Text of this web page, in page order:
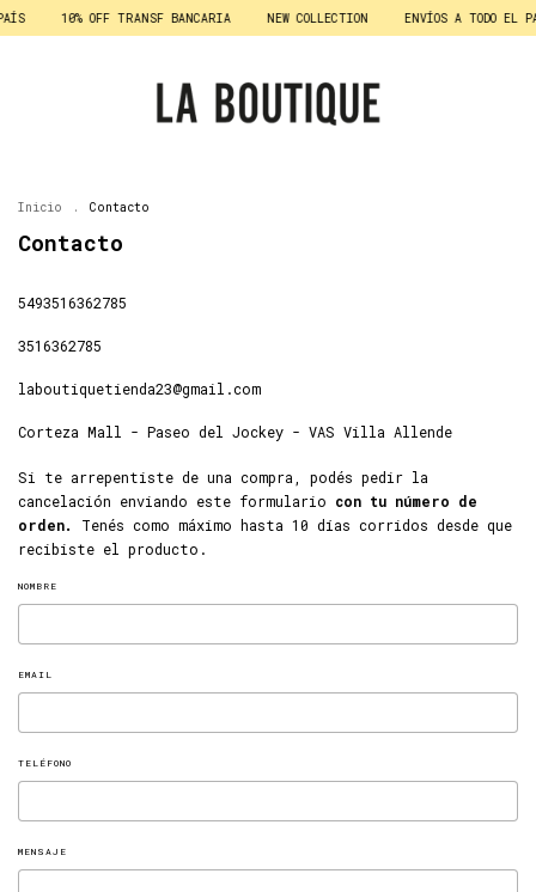
10% OFF TRANSF BANCARIA NEW COLLECTION ENVÍOS A TODO EL
Inicio . Contacto
Contacto
5493516362785
3516362785
laboutiquetienda23@gmail.com
Corteza Mall - Paseo del Jockey - VAS Villa Allende
Si te arrepentiste de una compra, podés pedir la
cancelación enviando este formulario con tu número de
orden.
Tenés como máximo hasta 10 días corridos desde que
recibiste el producto.
NOMBRE
EMAIL
TELÉFONO
MENSAJE